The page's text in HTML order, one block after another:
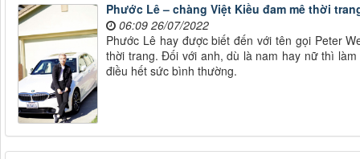
Phước Lê – chàng Việt Kiều đam mê thời
06:09 26/07/2022
Phước Lê hay được biết đến với tên gọi Peter
thời trang. Đối với anh, dù là nam hay nữ thì
điều hết sức bình thường.